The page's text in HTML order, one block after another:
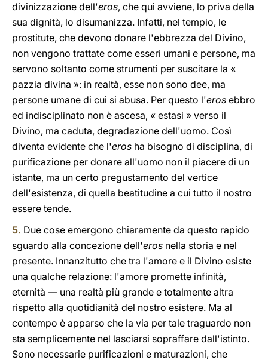
divinizzazione dell'eros, che qui avviene, lo priva della
sua dignità, lo disumanizza. Infatti, nel tempio, le
prostitute, che devono donare l'ebbrezza del Divino,
non vengono trattate come esseri umani e persone, ma
servono soltanto come strumenti per suscitare la «
pazzia divina »: in realtà, esse non sono dee, ma
persone umane di cui si abusa. Per questo l'eros ebbro
ed indisciplinato non è ascesa, « estasi » verso il
Divino, ma caduta, degradazione dell'uomo. Così
diventa evidente che l'eros ha bisogno di disciplina, di
purificazione per donare all'uomo non il piacere di un
istante, ma un certo pregustamento del vertice
dell'esistenza, di quella beatitudine a cui tutto il nostro
essere tende.
5. Due cose emergono chiaramente da questo rapido
sguardo alla concezione dell'eros nella storia e nel
presente. Innanzitutto che tra l'amore e il Divino esiste
una qualche relazione: l'amore promette infinità,
eternità — una realtà più grande e totalmente altra
rispetto alla quotidianità del nostro esistere. Ma al
contempo è apparso che la via per tale traguardo non
sta semplicemente nel lasciarsi sopraffare dall'istinto.
Sono necessarie purificazioni e maturazioni, che